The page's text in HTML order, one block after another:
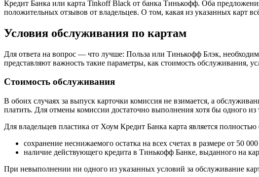
Кредит Банка или карта Tinkoff Black от банка Тинькофф. Оба
положительных отзывов от владельцев. О том, какая из указанных карт
Условия обслуживания по картам
Для ответа на вопрос — что лучше: Польза или Тинькофф Блэк,
представляют важность такие параметры, как стоимость обслуживания,
Стоимость обслуживания
В обоих случаях за выпуск карточки комиссия не взимается, а
платить. Для отмены комиссии достаточно выполнения хотя бы одного из
Для владельцев пластика от Хоум Кредит Банка карта является
сохранение неснижаемого остатка на всех счетах в размере от 50
наличие действующего кредита в Тинькофф Банке, выданного на
При невыполнении ни одного из указанных условий за обслуживание